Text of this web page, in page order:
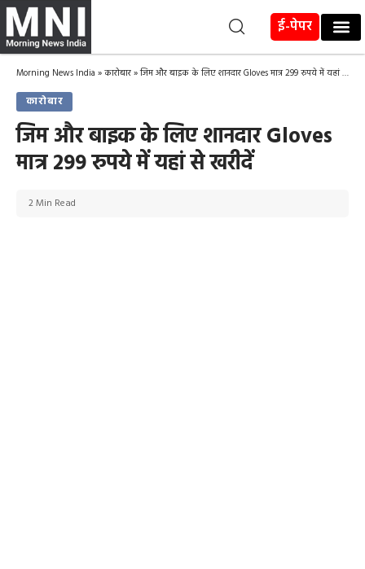
ई-पेपर
Morning News India »कारोबार»जिम और बाइक के लिए शानदार Gloves मात्र 299 रुपये में यहां से खरीदें
कारोबार
जिम और बाइक के लिए शानदार Gloves
मात्र 299 रुपये में यहां से खरीदें
2 Min Read